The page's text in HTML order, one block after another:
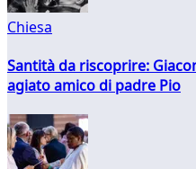
Chiesa
Santità da riscoprire:
agiato amico di padre Pio